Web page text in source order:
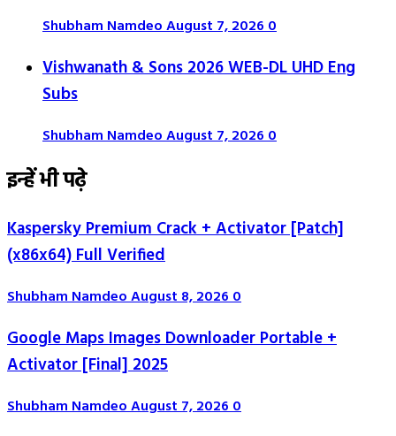
Shubham NamdeoAugust 7, 20260
Vishwanath & Sons 2026 WEB-DL UHD Eng
Subs
Shubham NamdeoAugust 7, 20260
इन्हें भी पढ़े
Kaspersky Premium Crack + Activator [Patch]
(x86x64) Full Verified
Shubham NamdeoAugust 8, 20260
Google Maps Images Downloader Portable +
Activator [Final] 2025
Shubham NamdeoAugust 7, 20260